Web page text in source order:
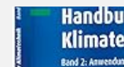
(SET):
SET
BESTEHEND
AUS: